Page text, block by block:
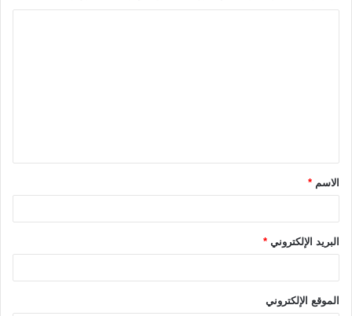
ق
*الاسم *
البريد الإلكتروني *
الموقع الإلكتروني